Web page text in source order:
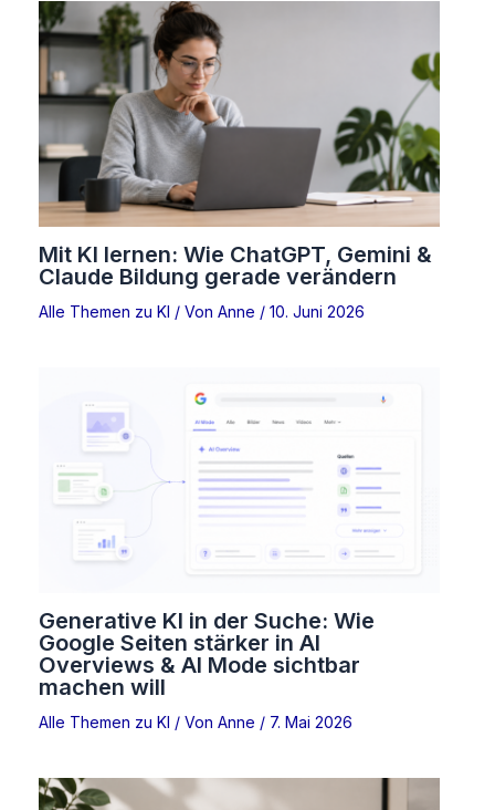
Mit KI lernen: Wie ChatGPT, Gemini &
Claude Bildung gerade verändern
Alle Themen zu KI / Von Anne / 10. Juni 2026
Generative KI in der Suche: Wie
Google Seiten stärker in AI
Overviews & AI Mode sichtbar
machen will
Alle Themen zu KI / Von Anne / 7. Mai 2026